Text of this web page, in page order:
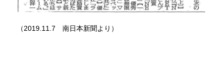
（2019.11.7 南日本新聞より）